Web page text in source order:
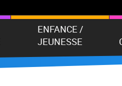
ENFANCE /
JEUNESSE